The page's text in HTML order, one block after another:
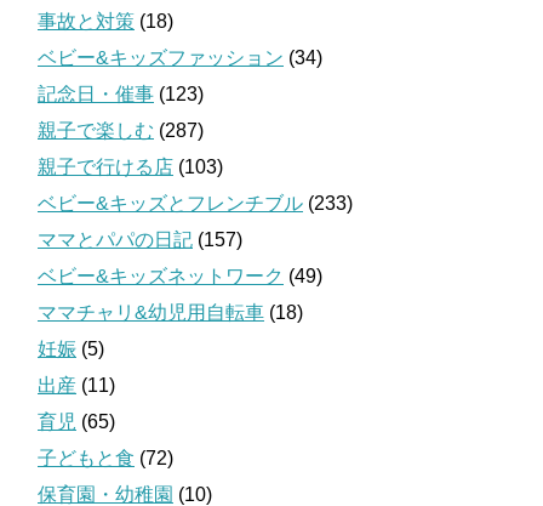
事故と対策 (18)
ベビー&キッズファッション (34)
記念日・催事 (123)
親子で楽しむ (287)
親子で行ける店 (103)
ベビー&キッズとフレンチブル (233)
ママとパパの日記 (157)
ベビー&キッズネットワーク (49)
ママチャリ&幼児用自転車 (18)
妊娠 (5)
出産 (11)
育児 (65)
子どもと食 (72)
保育園・幼稚園 (10)